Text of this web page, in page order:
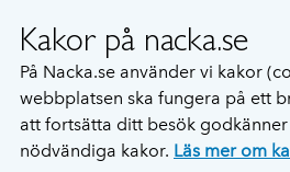
Kakor på nacka.se
På Nacka.se använder vi kakor
webbplatsen ska fungera på ett
att fortsätta ditt besök
nödvändiga kakor. Läs mer om